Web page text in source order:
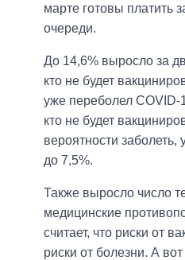
марте готовы платить
очереди.
До 14,6% выросло за
кто не будет
уже переболел COVID-
кто не будет
вероятности заболеть,
до 7,5%.
Также выросло число
медицинские
считает, что риски от
риски от болезни. А